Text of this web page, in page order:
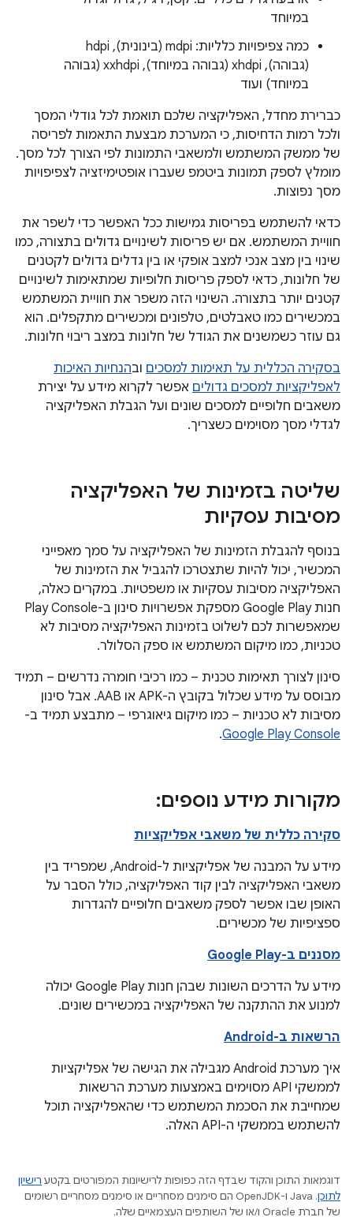
במיוחד
כמה צפיפויות כלליות: mdpi (בינונית), hdpi
(גבוהה), xhdpi (גבוהה במיוחד), xxhdpi (גבוהה
במיוחד) ועוד
כברירת מחדל, האפליקציה שלכם תואמת לכל גודלי המסך
ולכל רמות הדחיסות, כי המערכת מבצעת התאמות לפריסה
של ממשק המשתמש ולמשאבי התמונות לפי הצורך לכל מסך.
מומלץ לספק תמונות ביטמפ שעברו אופטימיזציה לצפיפויות
מסך נפוצות.
כדאי להשתמש בפריסות גמישות ככל האפשר כדי לשפר את
חוויית המשתמש. אם יש פריסות לשינויים גדולים בתצורה, כמו
שינוי בין מצב אנכי למצב אופקי או בין גדלים גדולים לקטנים
של חלונות, כדאי לספק פריסות חלופיות שמתאימות לשינויים
קטנים יותר בתצורה. השינוי הזה משפר את חוויית המשתמש
במכשירים כמו טאבלטים, טלפונים ומכשירים מתקפלים. הוא
גם עוזר כשמשנים את הגודל של חלונות במצב ריבוי חלונות.
בסקירה הכללית על תאימות למסכים ובהנחיות האיכות
לאפליקציות למסכים גדולים אפשר לקרוא מידע על יצירת
משאבים חלופיים למסכים שונים ועל הגבלת האפליקציה
לגדלי מסך מסוימים כשצריך.
שליטה בזמינות של האפליקציה
מסיבות עסקיות
בנוסף להגבלת הזמינות של האפליקציה על סמך מאפייני
המכשיר, יכול להיות שתצטרכו להגביל את הזמינות של
האפליקציה מסיבות עסקיות או משפטיות. במקרים כאלה,
חנות Google Play מספקת אפשרויות סינון ב-Play Console
שמאפשרות לכם לשלוט בזמינות האפליקציה מסיבות לא
טכניות, כמו מיקום המשתמש או ספק הסלולר.
סינון לצורך תאימות טכנית – כמו רכיבי חומרה נדרשים – תמיד
מבוסס על מידע שכלול בקובץ ה-APK או AAB. אבל סינון
מסיבות לא טכניות – כמו מיקום גיאוגרפי – מתבצע תמיד ב-
Google Play Console
.
מקורות מידע נוספים:
סקירה כללית של משאבי אפליקציות
מידע על המבנה של אפליקציות ל-Android, שמפריד בין
משאבי האפליקציה לבין קוד האפליקציה, כולל הסבר על
האופן שבו אפשר לספק משאבים חלופיים להגדרות
ספציפיות של מכשירים.
מסננים ב-Google Play
מידע על הדרכים השונות שבהן חנות Google Play יכולה
למנוע את ההתקנה של האפליקציה במכשירים שונים.
הרשאות ב-Android
איך מערכת Android מגבילה את הגישה של אפליקציות
לממשקי API מסוימים באמצעות מערכת הרשאות
שמחייבת את הסכמת המשתמש כדי שהאפליקציה תוכל
להשתמש בממשקי ה-API האלה.
דוגמאות התוכן והקוד שבדף הזה כפופות לרישיונות המפורטים בקטע רישיון
לתוכן
.‏ Java ו-OpenJDK הם סימנים מסחריים או סימנים מסחריים רשומים
של חברת Oracle ו/או של השותפים העצמאיים שלה.